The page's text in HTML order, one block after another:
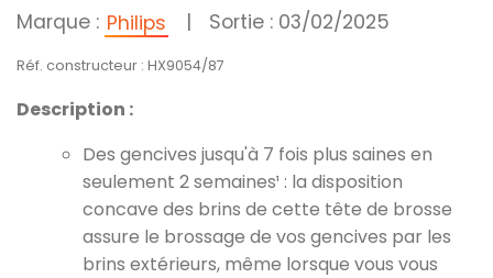
Marque : Philips | Sortie : 03/02/2025
Réf. constructeur : HX9054/87
Description :
Des gencives jusqu'à 7 fois plus saines en
seulement 2 semaines¹ : la disposition
concave des brins de cette tête de brosse
assure le brossage de vos gencives par les
brins extérieurs, même lorsque vous vous